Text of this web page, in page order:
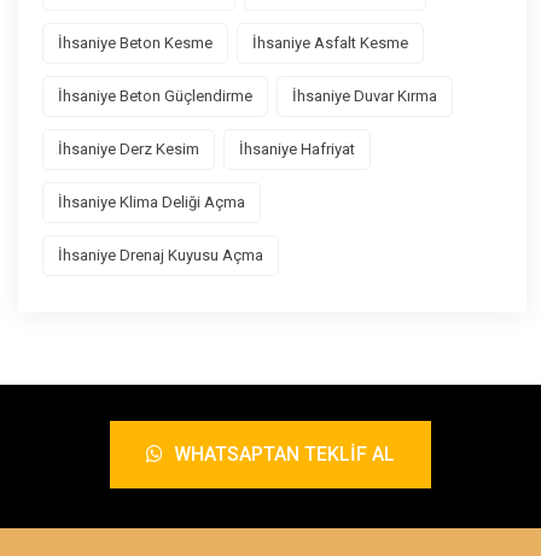
İhsaniye Beton Kesme İhsaniye Asfalt Kesme
İhsaniye Beton Güçlendirme İhsaniye Duvar Kırma
İhsaniye Derz Kesim İhsaniye Hafriyat
İhsaniye Klima Deliği Açma
İhsaniye Drenaj Kuyusu Açma
WHATSAPTAN TEKLIF AL